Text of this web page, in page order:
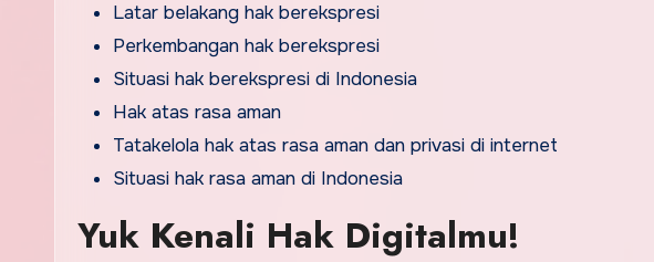
Latar belakang hak berekspresi
Perkembangan hak berekspresi
Situasi hak berekspresi di Indonesia
Hak atas rasa aman
Tatakelola hak atas rasa aman dan privasi di internet
Situasi hak rasa aman di Indonesia
Yuk Kenali Hak Digitalmu!